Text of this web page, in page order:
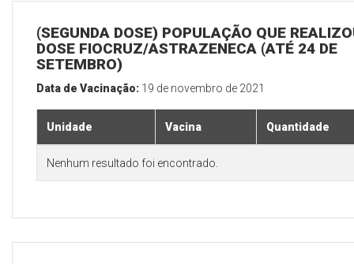
(SEGUNDA DOSE) POPULAÇÃO QUE
DOSE FIOCRUZ/ASTRAZENECA (ATÉ 24 DE
SETEMBRO)
Data de Vacinação: 19 de novembro de 2021
Unidade Vacina Quantidade
Nenhum resultado foi encontrado.